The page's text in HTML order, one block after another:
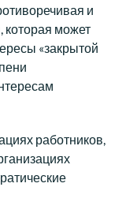
и
которая может
«закрытой
работников,